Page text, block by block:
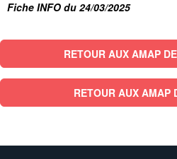
Fiche INFO du 24/03/2025
RETOUR AUX AMAP
RETOUR AUX AMAP